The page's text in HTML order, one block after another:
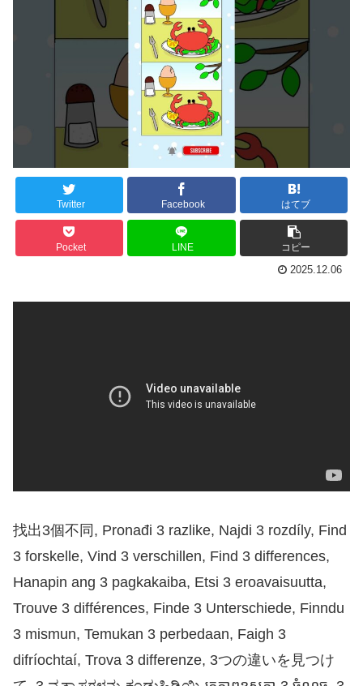
Twitter Facebook はてブ
Pocket LINE コピー
2025.12.06
找出3個不同, Pronađi 3 razlike, Najdi 3 rozdíly, Find
3 forskelle, Vind 3 verschillen, Find 3 differences,
Hanapin ang 3 pagkakaiba, Etsi 3 eroavaisuutta,
Trouve 3 différences, Finde 3 Unterschiede, Finndu
3 mismun, Temukan 3 perbedaan, Faigh 3
difríochtaí, Trova 3 differenze, 3つの違いを見つけ